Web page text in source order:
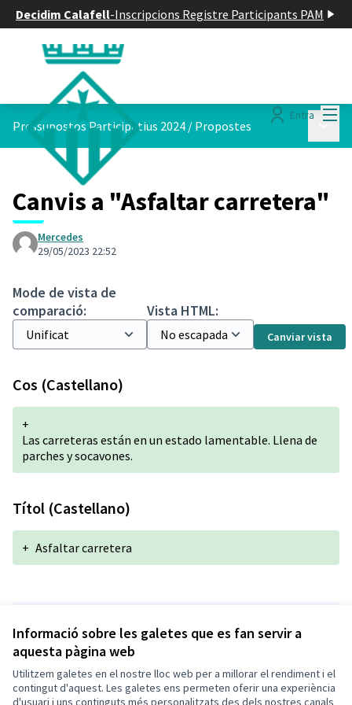
Informació sobre les galetes que es fan servir a
aquesta pàgina web
Utilitzem galetes en el nostre lloc web per a millorar el rendiment i el
contingut d'aquest. Les galetes ens permeten oferir una experiència
d'usuari i uns continguts més personalitzats des dels nostres canals
Decidim Calafell-Inscripcions Registre Participants PAM
Entra
Pressupostos Participatius 2024 / Propostes
Canvis a "Asfaltar carretera"
Mercedes
29/05/2023 22:52
Mode de vista de
comparació:
Vista HTML:
Canviar vista
Cos (Castellano)
+
Las carreteras están en un estado lamentable. Llena de
parches y socavones.
Títol (Castellano)
+ Asfaltar carretera
Termes i condicions d'ús
Configuració de les galetes